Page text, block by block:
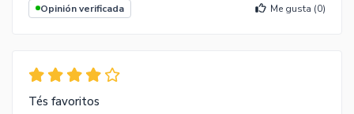
Opinión verificada Me gusta (0)
Tés favoritos